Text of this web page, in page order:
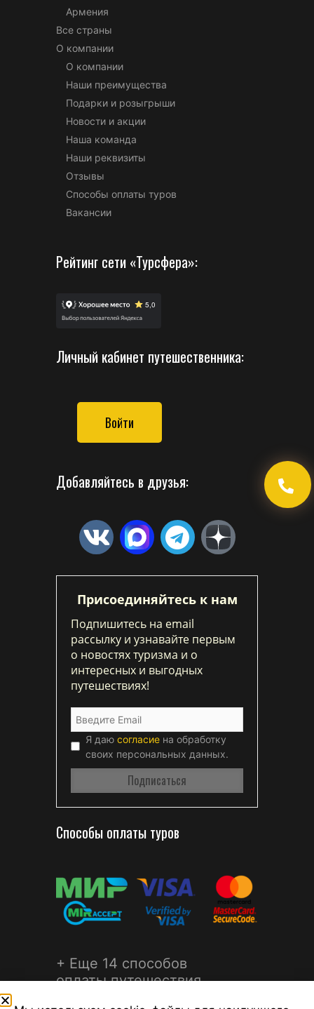
Армения
Все страны
О компании
О компании
Наши преимущества
Подарки и розыгрыши
Новости и акции
Наша команда
Наши реквизиты
Отзывы
Способы оплаты туров
Вакансии
Рейтинг сети «Турсфера»:
Личный кабинет путешественника:
Войти
Добавляйтесь в друзья:
Присоединяйтесь к нам
Подпишитесь на email
рассылку и узнавайте первым
о новостях туризма и о
интересных и выгодных
путешествиях!
Я даю согласие на обработку
своих персональных данных.
Способы оплаты туров
+ Еще 14 способов
оплаты путешествия